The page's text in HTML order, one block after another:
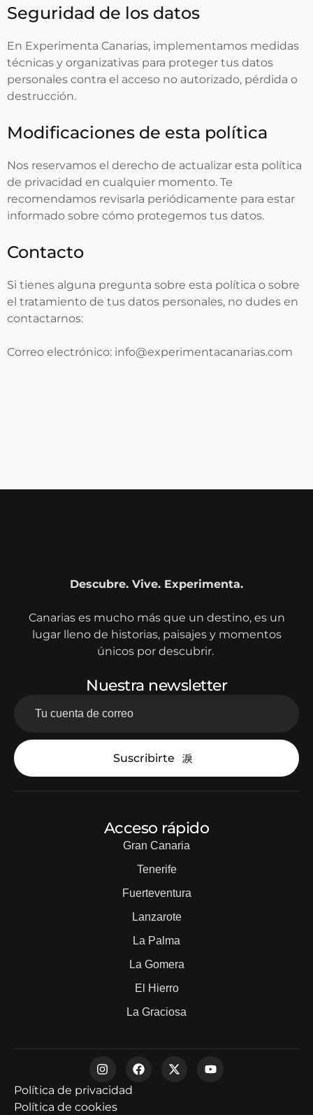
Seguridad de los datos
En Experimenta Canarias, implementamos medidas
técnicas y organizativas para proteger tus datos
personales contra el acceso no autorizado, pérdida o
destrucción.
Modificaciones de esta política
Nos reservamos el derecho de actualizar esta política
de privacidad en cualquier momento. Te
recomendamos revisarla periódicamente para estar
informado sobre cómo protegemos tus datos.
Contacto
Si tienes alguna pregunta sobre esta política o sobre
el tratamiento de tus datos personales, no dudes en
contactarnos:
Correo electrónico: info@experimentacanarias.com
Descubre. Vive. Experimenta.
Canarias es mucho más que un destino, es un
lugar lleno de historias, paisajes y momentos
únicos por descubrir.
Nuestra newsletter
Suscribirte
Acceso rápido
Gran Canaria
Tenerife
Fuerteventura
Lanzarote
La Palma
La Gomera
El Hierro
La Graciosa
Política de privacidad
Política de cookies